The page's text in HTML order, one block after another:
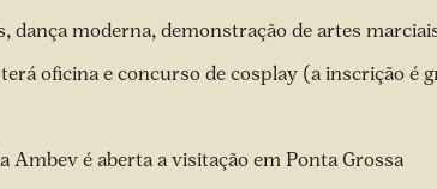
dança moderna, demonstração de artes
oficina e concurso de cosplay (a inscrição é
Ambev é aberta a visitação em Ponta Grossa